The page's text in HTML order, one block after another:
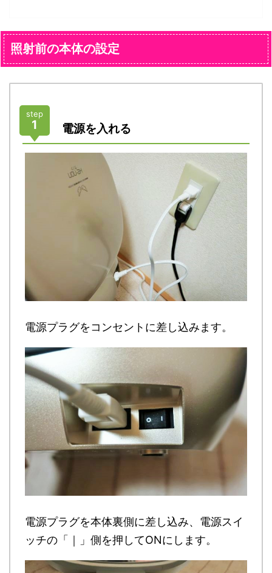
照射前の本体の設定
step
1 電源を入れる
電源プラグをコンセントに差し込みます。
電源プラグを本体裏側に差し込み、電源スイ
ッチの「｜」側を押してONにします。